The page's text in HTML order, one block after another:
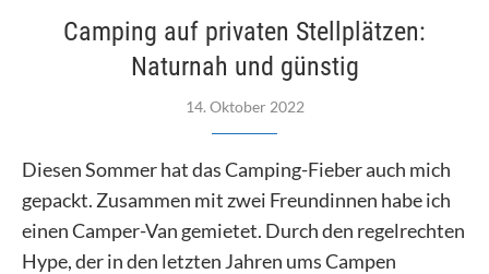
Camping auf privaten Stellplätzen:
Naturnah und günstig
14. Oktober 2022
Diesen Sommer hat das Camping-Fieber auch mich
gepackt. Zusammen mit zwei Freundinnen habe ich
einen Camper-Van gemietet. Durch den regelrechten
Hype, der in den letzten Jahren ums Campen